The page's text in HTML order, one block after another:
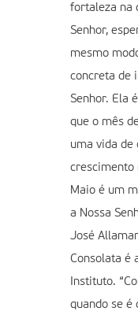
fortaleza na
Senhor,
mesmo
concreta de
Senhor. Ela
que o mês
uma vida de
crescimento
Maio é um
a Nossa
José
Consolata é
Instituto.
quando se é